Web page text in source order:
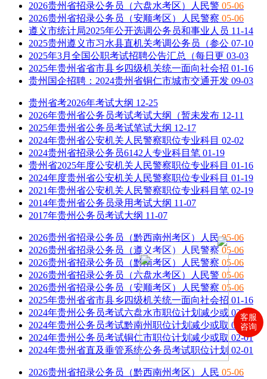
客服
咨询
2026贵州省招录公务员（六盘水考区）人民警 05-06
2026贵州省招录公务员（安顺考区）人民警察 05-06
遵义市统计局2025年公开选调公务员和事业人员 11-14
2025贵州遵义市习水县直机关考调公务员（参公 07-10
2025年3月全国公职考试招聘公告汇总（每日更 03-03
2025年贵州省省市县乡四级机关统一面向社会招 01-16
贵州国企招聘：2024贵州省铜仁市城市交通开发 09-03
贵州省考2026年考试大纲 12-25
2026年贵州省公务员考试考试大纲（暂未发布 12-11
2025年贵州省公务员考试笔试大纲 12-17
2024年贵州省公安机关人民警察职位专业科目 02-02
2024贵州省招录公务员6142人专业科目笔 01-19
贵州省2025年度公安机关人民警察职位专业科目 01-16
2024年度贵州省公安机关人民警察职位专业科目 01-19
2021年贵州省公安机关人民警察职位专业科目笔 02-19
2014年贵州省公务员录用考试大纲 11-07
2017年贵州公务员考试大纲 11-07
2026贵州省招录公务员（黔西南州考区）人民05-06
2026贵州省招录公务员（遵义考区）人民警察 05-06
2026贵州省招录公务员（黔南考区）人民警察 05-06
2026贵州省招录公务员（六盘水考区）人民警 05-06
2026贵州省招录公务员（安顺考区）人民警察 05-06
2025年贵州省省市县乡四级机关统一面向社会招 01-16
2024年贵州公务员考试六盘水市职位计划减少或 02-01
2024年贵州公务员考试黔南州职位计划减少或取 02-01
2024年贵州公务员考试铜仁市职位计划减少或取 02-01
2024年贵州省直及垂管系统公务员考试职位计划 02-01
2026贵州省招录公务员（黔西南州考区）人民 05-06